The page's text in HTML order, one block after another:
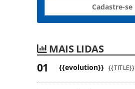
Cadastre-se
MAIS LIDAS
{{evolution}} {{TITLE}}